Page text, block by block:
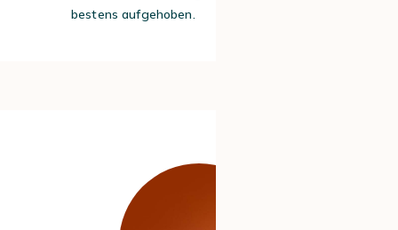
bestens aufgehoben.